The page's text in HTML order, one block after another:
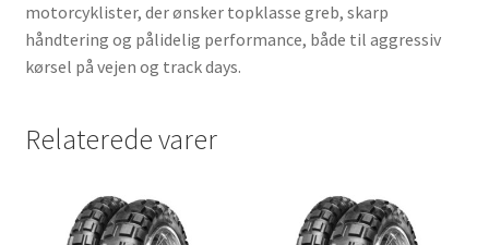
motorcyklister, der ønsker topklasse greb, skarp
håndtering og pålidelig performance, både til aggressiv
kørsel på vejen og track days.
Relaterede varer